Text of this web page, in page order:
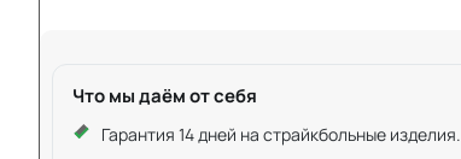
Что мы даём от себя
Гарантия 14 дней на страйкбольные изделия.